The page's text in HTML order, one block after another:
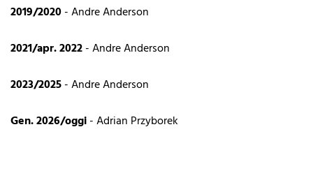
2019/2020- Andre Anderson
2021/apr. 2022- Andre Anderson
2023/2025- Andre Anderson
Gen. 2026/oggi- Adrian Przyborek